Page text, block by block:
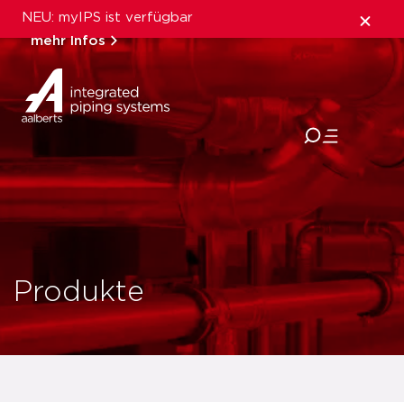
NEU: myIPS ist verfügbar
mehr Infos
schließen
Produkte